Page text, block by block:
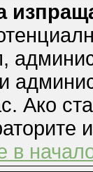
Ако
в